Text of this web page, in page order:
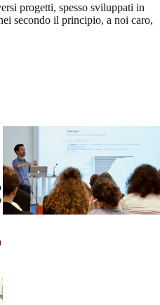
progetti, spesso sviluppati in
secondo il principio, a noi caro,